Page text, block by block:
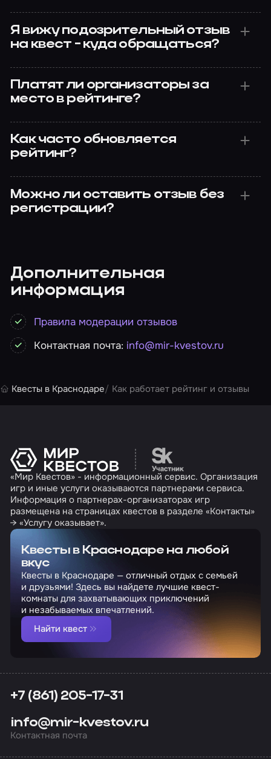
Я вижу подозрительный отзыв
на квест - куда обращаться?
Платят ли организаторы за
место в рейтинге?
Как часто обновляется
рейтинг?
Можно ли оставить отзыв без
регистрации?
Дополнительная
информация
Правила модерации отзывов
Контактная почта: info@mir-kvestov.ru
Квесты в Краснодаре Как работает рейтинг и отзывы
Перейти на сайт
«Мир Квестов» - информационный сервис. Организация
игр и иные услуги оказываются партнерами сервиса.
Информация о партнерах-организаторах игр
размещена на страницах квестов в разделе «Контакты»
→ «Услугу оказывает».
Квесты в Краснодаре на любой
вкус
Квесты в Краснодаре — отличный отдых с семьей
и друзьями! Здесь вы найдете лучшие квест-
комнаты для захватывающих приключений
и незабываемых впечатлений.
Найти квест
+7 (861) 205-17-31
info@mir-kvestov.ru
Контактная почта